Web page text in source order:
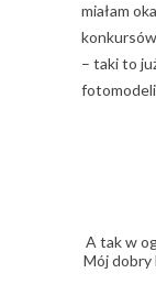
miałam
– taki to
A tak w
Mój dobry